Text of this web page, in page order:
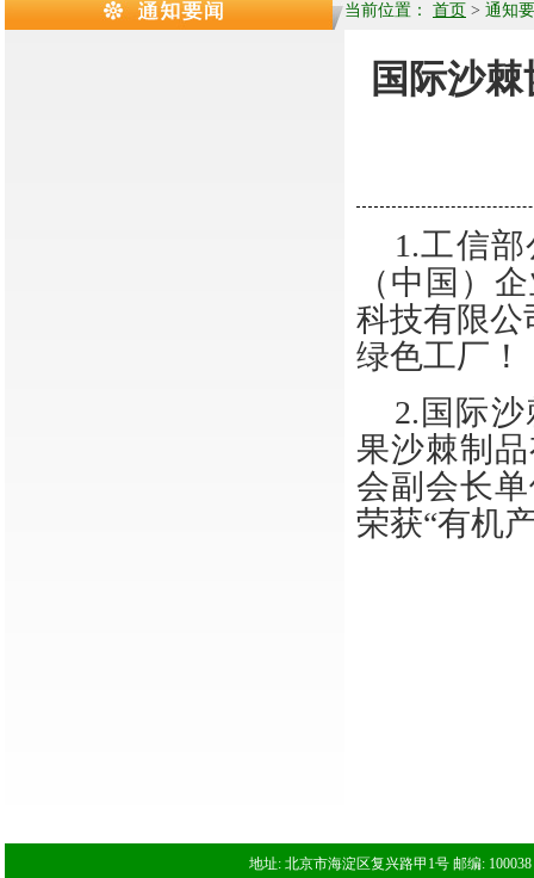
当前位置： 首页 > 通知
国际沙
1.工信部
（中国）
科技有限公
绿色工厂！
2. 国际
果沙棘制
会副会长
荣获“有机
地址: 北京市海淀区复兴路甲1号 邮编: